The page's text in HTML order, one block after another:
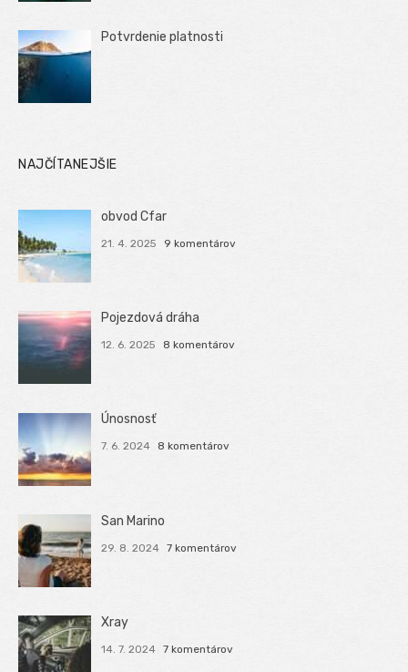
Potvrdenie platnosti
NAJČÍTANEJŠIE
obvod Cfar
21. 4. 2025 9 komentárov
Pojezdová dráha
12. 6. 2025 8 komentárov
Únosnosť
7. 6. 2024 8 komentárov
San Marino
29. 8. 2024 7 komentárov
Xray
14. 7. 2024 7 komentárov